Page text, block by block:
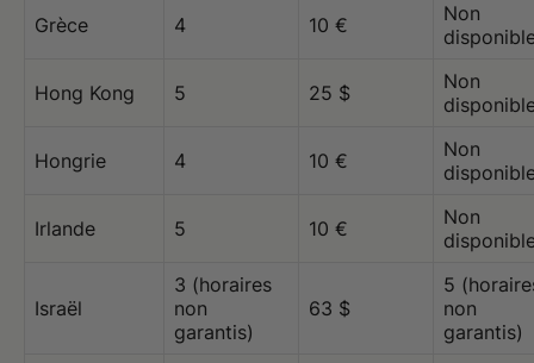
Grèce 4 10 €
Non
Hong Kong 5 25 $
Non
Hongrie 4 10 €
Non
Irlande 5 10 €
Non
Israël
3 (horaires
non
garantis)
63 $
5
non
garantis)